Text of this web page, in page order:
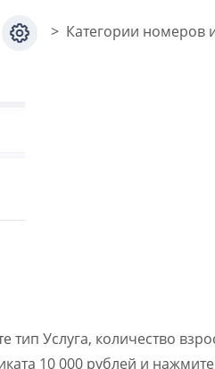
> Категории номеров
тип Услуга, количество
10 000 рублей и